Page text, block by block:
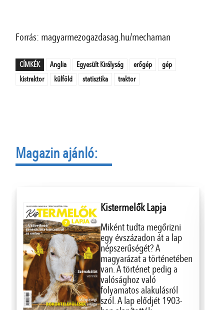
Forrás: magyarmezogazdasag.hu/mechaman
CÍMKÉK Anglia Egyesült Királyság erőgép
gép
kistraktor
külföld statisztika traktor
Magazin ajánló:
Kistermelők Lapja
Miként tudta megőrizni
egy évszázadon át a lap
népszerűségét? A
magyarázat a történetében
van. A történet pedig a
valósághoz való
folyamatos alakulásról
szól. A lap elődjét 1903-